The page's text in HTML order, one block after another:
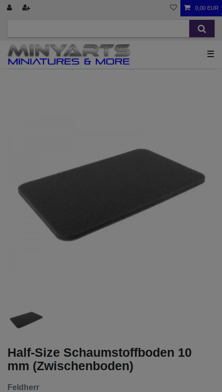
0,00 EUR
☰
Half-Size Schaumstoffboden 10
mm (Zwischenboden)
Feldherr